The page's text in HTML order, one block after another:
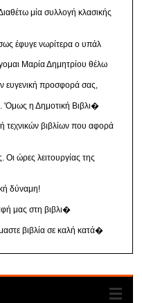
μία συλλογή κλασικής
έφυγε νωρίτερα ο υπάλ
Μαρία Δημητρίου θέλω
ευγενική προσφορά σας,
'Ομως η Δημοτική Βιβλι�
τεχνικών βιβλίων που αφορά
Οι ώρες λειτουργίας της
δύναμη!
μας στη βιβλι�
βιβλία σε καλή κατά�